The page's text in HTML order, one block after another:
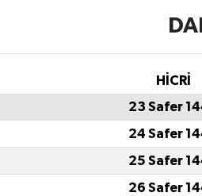
HİCRİ
23 Safer
24 Safer
25 Safer
26 Safer